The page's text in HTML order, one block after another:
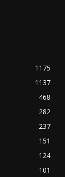
1175
1137
468
282
237
151
124
101